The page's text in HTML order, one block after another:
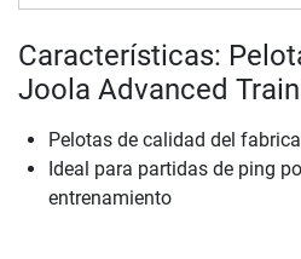
Características:
Joola Advanced
Pelotas de calidad del
Ideal para partidas de ping
entrenamiento